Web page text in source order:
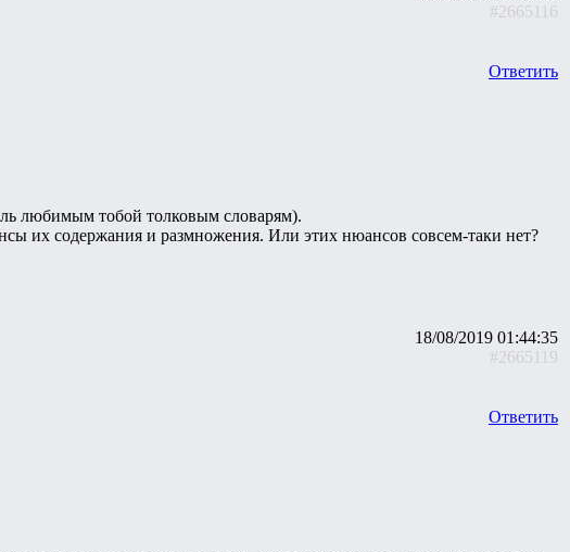
#2665116
Ответить
любимым тобой толковым словарям).
их содержания и размножения. Или этих нюансов совсем-таки нет?
18/08/2019 01:44:35
#2665119
Ответить